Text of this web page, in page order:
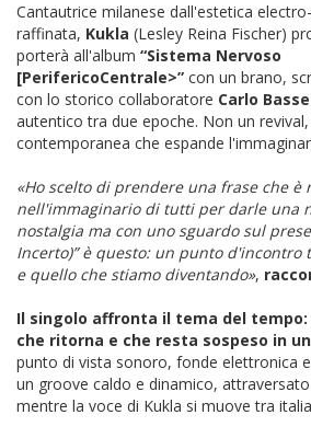
Cantautrice milanese dall'estetica
raffinata, Kukla (Lesley Reina Fischer)
porterà all'album “Sistema Nervoso
[PerifericoCentrale>” con un brano,
con lo storico collaboratore Carlo
autentico tra due epoche. Non un
contemporanea che espande
«Ho scelto di prendere una frase che è
nell'immaginario di tutti per darle una
nostalgia ma con uno sguardo sul
Incerto)” è questo: un punto d'incontro
e quello che stiamo diventando»,
Il singolo affronta il tema del
che ritorna e che resta sospeso in
punto di vista sonoro, fonde elettronica
un groove caldo e dinamico,
mentre la voce di Kukla si muove tra